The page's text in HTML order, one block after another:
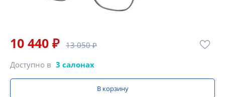
10 440 ₽ 13 050 ₽
Доступно в 3 салонах
В корзину